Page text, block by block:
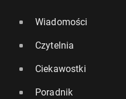
Wiadomości
Czytelnia
Ciekawostki
Poradnik